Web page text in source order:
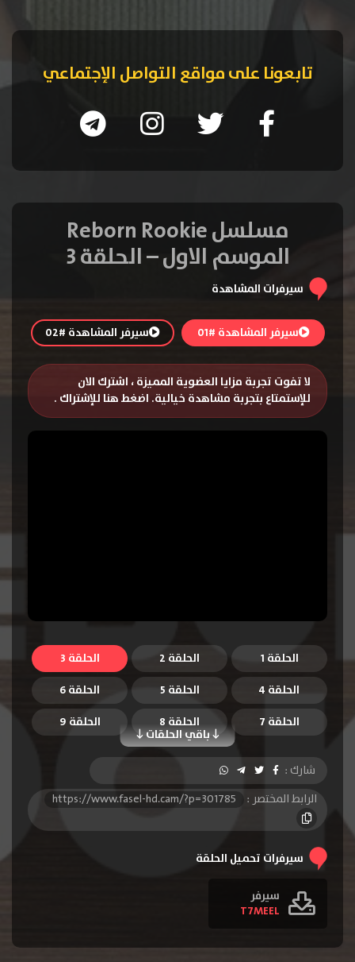
تابعونا على مواقع التواصل الإجتماعي
مسلسل Reborn Rookie
الموسم الاول – الحلقة 3
سيرفرات المشاهدة
سيرفر المشاهدة #01 سيرفر المشاهدة #02
لا تفوت تجربة مزايا العضوية المميزة ، اشترك الان
للإستمتاع بتجربة مشاهدة خيالية. اضغط هنا للإشتراك .
الحلقة 1 الحلقة 2
الحلقة 3
الحلقة 4
الحلقة 5 الحلقة 6
باقي الحلقات
الحلقة 7 الحلقة 8
الحلقة 9
الحلقة 11
شارك :
الرابط المختصر :
https://www.fasel-hd.cam/?p=301785
سيرفرات تحميل الحلقة
سيرفر
T7MEEL